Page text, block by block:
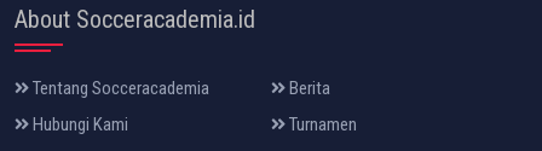
About Socceracademia.id
Tentang Socceracademia
Berita
Hubungi Kami
Turnamen